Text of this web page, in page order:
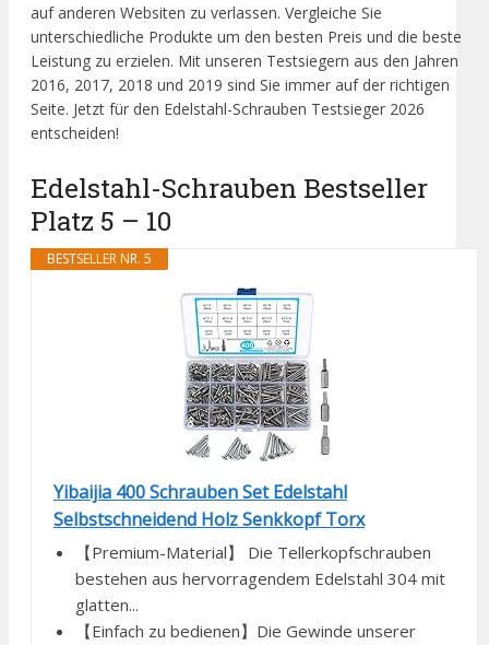
auf anderen Websiten zu verlassen. Vergleiche Sie
unterschiedliche Produkte um den besten Preis und die beste
Leistung zu erzielen. Mit unseren Testsiegern aus den Jahren
2016, 2017, 2018 und 2019 sind Sie immer auf der richtigen
Seite. Jetzt für den Edelstahl-Schrauben Testsieger 2026
entscheiden!
Edelstahl-Schrauben Bestseller
Platz 5 – 10
BESTSELLER NR. 5
Yibaijia 400 Schrauben Set Edelstahl
Selbstschneidend Holz Senkkopf Torx
【Premium-Material】 Die Tellerkopfschrauben
bestehen aus hervorragendem Edelstahl 304 mit
glatten...
【Einfach zu bedienen】Die Gewinde unserer